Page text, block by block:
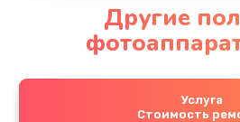
Другие
Услуга
Стоимость